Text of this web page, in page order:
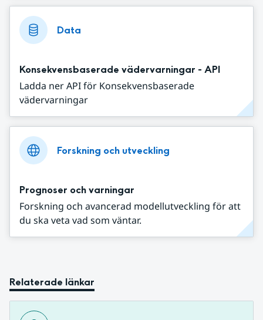
Data
Konsekvensbaserade vädervarningar - API
Ladda ner API för Konsekvensbaserade
vädervarningar
Forskning och utveckling
Prognoser och varningar
Forskning och avancerad modellutveckling för att
du ska veta vad som väntar.
Relaterade länkar